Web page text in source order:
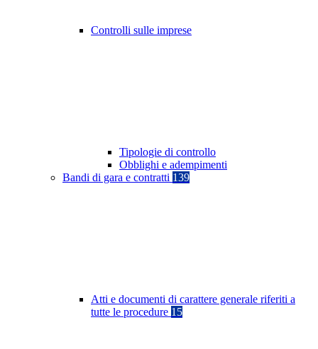
Controlli sulle imprese
Tipologie di controllo
Obblighi e adempimenti
Bandi di gara e contratti 139
Atti e documenti di carattere generale riferiti a
tutte le procedure 15